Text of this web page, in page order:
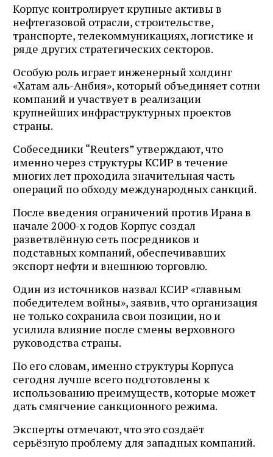
Корпус контролирует крупные активы в
нефтегазовой отрасли, строительстве,
транспорте, телекоммуникациях, логистике и
ряде других стратегических секторов.
Особую роль играет инженерный холдинг
«Хатам аль-Анбия», который объединяет сотни
компаний и участвует в реализации
крупнейших инфраструктурных проектов
страны.
Собеседники “Reuters” утверждают, что
именно через структуры КСИР в течение
многих лет проходила значительная часть
операций по обходу международных санкций.
После введения ограничений против Ирана в
начале 2000-х годов Корпус создал
разветвлённую сеть посредников и
подставных компаний, обеспечивавших
экспорт нефти и внешнюю торговлю.
Один из источников назвал КСИР «главным
победителем войны», заявив, что организация
не только сохранила свои позиции, но и
усилила влияние после смены верховного
руководства страны.
По его словам, именно структуры Корпуса
сегодня лучше всего подготовлены к
использованию преимуществ, которые может
дать смягчение санкционного режима.
Эксперты отмечают, что это создаёт
серьёзную проблему для западных компаний.